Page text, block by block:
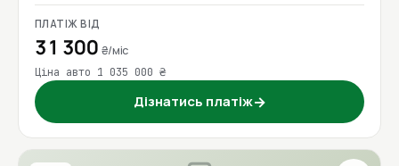
ПЛАТІЖ ВІД
31 300 ₴/міс
Ціна авто 1 035 000 ₴
Дізнатись платіж→